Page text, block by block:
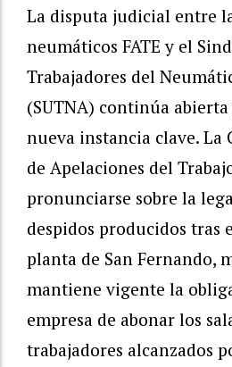
La disputa judicial entre
neumáticos FATE y el
Trabajadores del
(SUTNA) continúa
nueva instancia clave. La
de Apelaciones del
pronunciarse sobre la
despidos producidos tras
planta de San Fernando,
mantiene vigente la
empresa de abonar los
trabajadores alcanzados